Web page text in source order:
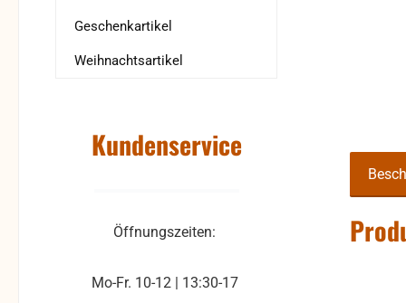
Geschenkartikel
Weihnachtsartikel
Kundenservice
Öffnungszeiten:
Mo-Fr. 10-12 | 13:30-17